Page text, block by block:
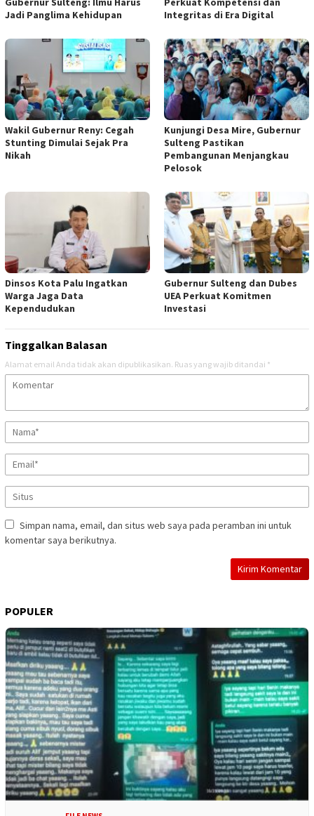
Jadi Panglima Kehidupan
Integritas di Era Digital
Wakil Gubernur Reny: Cegah
Stunting Dimulai Sejak Pra
Nikah
Kunjungi Desa Mire, Gubernur
Sulteng Pastikan
Pembangunan Menjangkau
Pelosok
Dinsos Kota Palu Ingatkan
Warga Jaga Data
Kependudukan
Gubernur Sulteng dan Dubes
UEA Perkuat Komitmen
Investasi
Tinggalkan Balasan
Alamat email Anda tidak akan dipublikasikan. Ruas yang wajib ditandai *
Simpan nama, email, dan situs web saya pada peramban ini untuk
komentar saya berikutnya.
POPULER